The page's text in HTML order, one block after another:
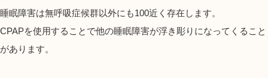
睡眠障害は無呼吸症候群以外にも100近く存在します。
CPAPを使用することで他の睡眠障害が浮き彫りになってくること
があります。